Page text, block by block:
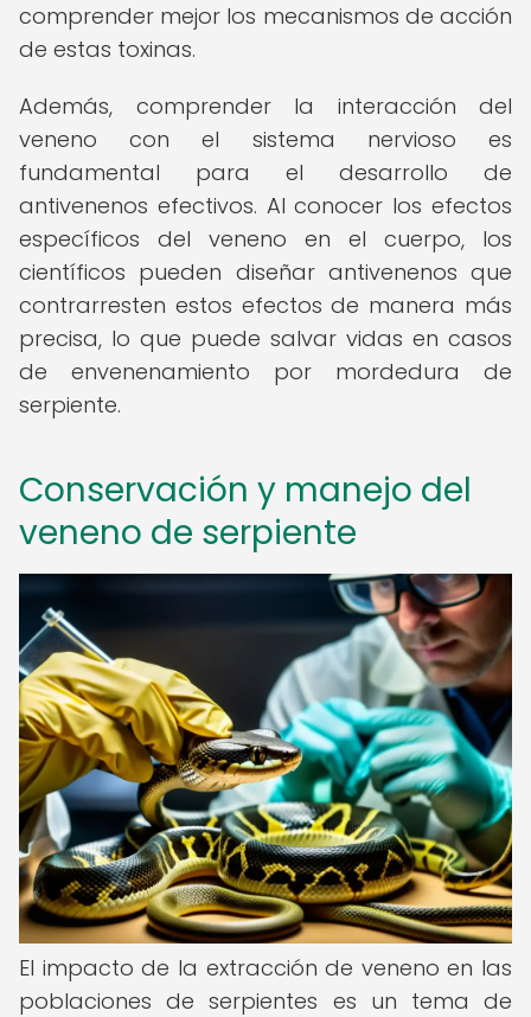
comprender mejor los mecanismos de acción
de estas toxinas.
Además, comprender la interacción del
veneno con el sistema nervioso es
fundamental para el desarrollo de
antivenenos efectivos. Al conocer los efectos
específicos del veneno en el cuerpo, los
científicos pueden diseñar antivenenos que
contrarresten estos efectos de manera más
precisa, lo que puede salvar vidas en casos
de envenenamiento por mordedura de
serpiente.
Conservación y manejo del
veneno de serpiente
El impacto de la extracción de veneno en las
poblaciones de serpientes es un tema de